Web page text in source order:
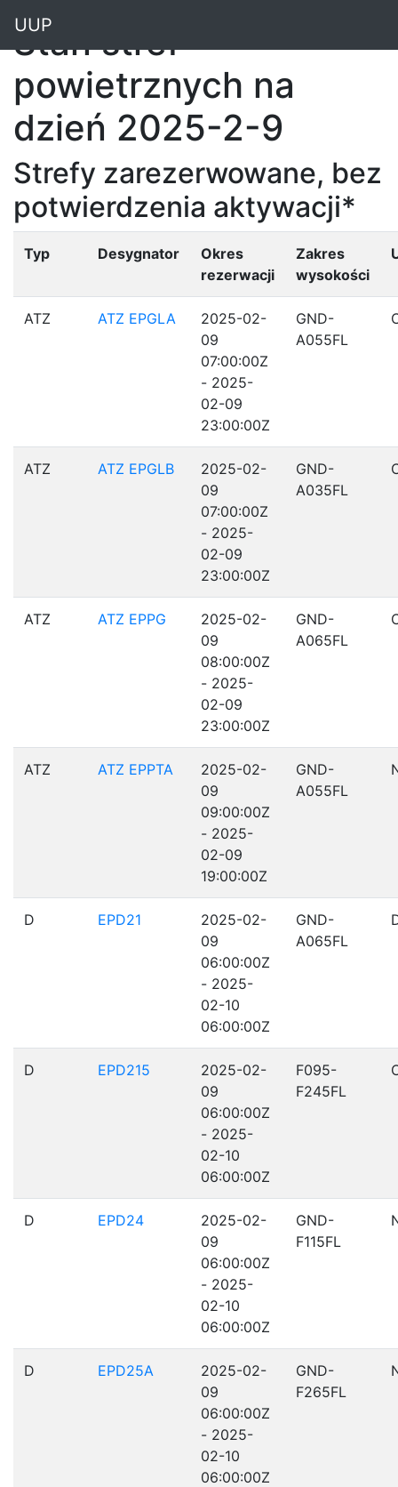
UUP
Stan stref
powietrznych na
dzień 2025-2-9
Strefy zarezerwowane, bez
potwierdzenia aktywacji*
Typ Desygnator
Okres
rezerwacji
Zakres
wysokości
ATZ ATZ EPGLA
2025-02-
09
07:00:00Z
- 2025-
02-09
23:00:00Z
GND-
A055FL
ATZ ATZ EPGLB
2025-02-
09
07:00:00Z
- 2025-
02-09
23:00:00Z
GND-
A035FL
ATZ ATZ EPPG
2025-02-
09
08:00:00Z
- 2025-
02-09
23:00:00Z
GND-
A065FL
ATZ ATZ EPPTA
2025-02-
09
09:00:00Z
- 2025-
02-09
19:00:00Z
GND-
A055FL
D EPD21
2025-02-
09
06:00:00Z
- 2025-
02-10
06:00:00Z
GND-
A065FL
D EPD215
2025-02-
09
06:00:00Z
- 2025-
02-10
06:00:00Z
F095-
F245FL
D EPD24
2025-02-
09
06:00:00Z
- 2025-
02-10
06:00:00Z
GND-
F115FL
D EPD25A
2025-02-
09
06:00:00Z
- 2025-
02-10
06:00:00Z
GND-
F265FL